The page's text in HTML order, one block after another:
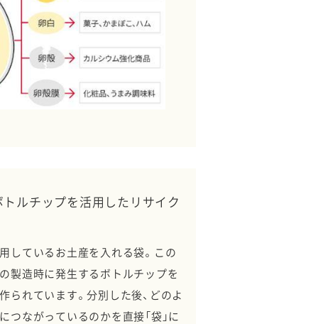
トルチップを活用したリサイク
しているお土産を入れる袋。この
製造時に発生するボトルチップを
られています。分別した後、どのよ
つながっているのかを直接「袋」に